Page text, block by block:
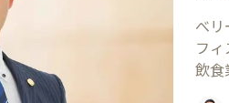
決
べ
フィ
飲食